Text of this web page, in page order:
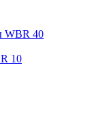
WBR 40
10